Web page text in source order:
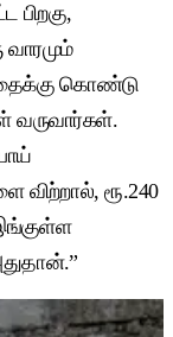
பிறகு,
கொண்டு
வருவார்கள்.
விற்றால், ரூ.240